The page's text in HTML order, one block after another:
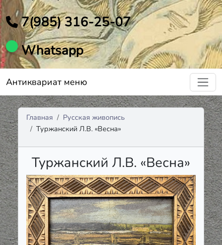
7(985) 316-25-07
Whatsapp
Антиквариат меню
Главная
Русская живопись
Туржанский Л.В. «Весна»
Туржанский Л.В. «Весна»